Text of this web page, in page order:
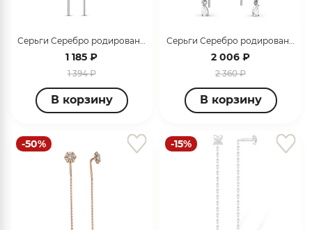
Серьги Серебро родированное с140776
1 185 ₽
1 394 ₽
В корзину
Серьги Серебро родированное 320701G726л
2 006 ₽
2 360 ₽
В корзину
-50% -15%